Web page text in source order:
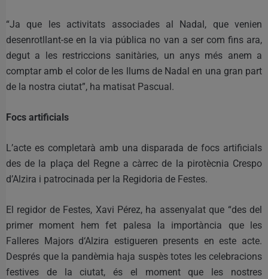
“Ja que les activitats associades al Nadal, que venien
desenrotllant-se en la via pública no van a ser com fins ara,
degut a les restriccions sanitàries, un anys més anem a
comptar amb el color de les llums de Nadal en una gran part
de la nostra ciutat”, ha matisat Pascual.
Focs artificials
L’acte es completarà amb una disparada de focs artificials
des de la plaça del Regne a càrrec de la pirotècnia Crespo
d’Alzira i patrocinada per la Regidoria de Festes.
El regidor de Festes, Xavi Pérez, ha assenyalat que “des del
primer moment hem fet palesa la importància que les
Falleres Majors d‘Alzira estigueren presents en este acte.
Després que la pandèmia haja suspès totes les celebracions
festives de la ciutat, és el moment que les nostres